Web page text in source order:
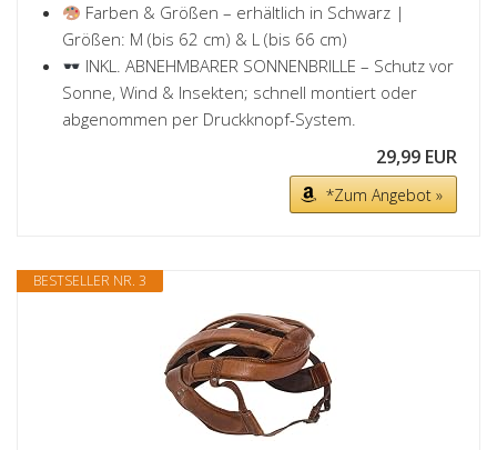
Farben & Größen – erhältlich in Schwarz |
Größen: M (bis 62 cm) & L (bis 66 cm)
INKL. ABNEHMBARER SONNENBRILLE – Schutz vor
Sonne, Wind & Insekten; schnell montiert oder
abgenommen per Druckknopf-System.
29,99 EUR
*Zum Angebot »
BESTSELLER NR. 3